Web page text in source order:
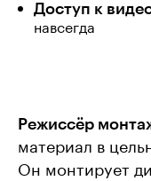
Доступ к
навсегда
Режиссёр
материал в
Он монтирует